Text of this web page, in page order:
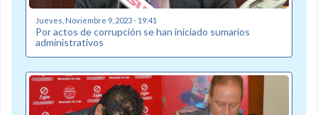
Jueves, Noviembre 9, 2023 - 19:41
Por actos de corrupción se han iniciado sumarios
administrativos